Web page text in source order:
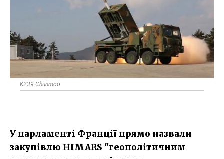
K239 Chunmoo
У парламенті Франції прямо назвали
закупівлю HIMARS "геополітичним